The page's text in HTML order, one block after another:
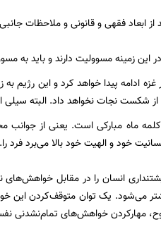
ابعاد فقهی و قانونی و ملاحظات
زمینه مسوولیت دارند و باید به
ادامه پیدا خواهد کرد و این رژیم
شکست نجات نخواهد داد. البته سیلی
ماه مبارکی است. یعنی از جوانب
خود و الهیت خود بالا می‌برد فرد را.
انسان را در مقابل
می‌شود. یک توان متوقف‌کردن این
مهارکردن خواهش‌های تمام‌نشدنی